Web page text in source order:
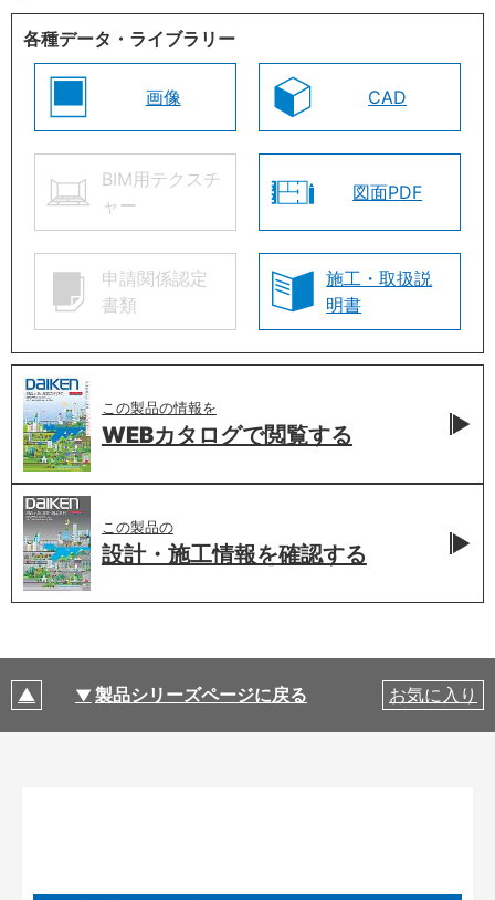
各種データ・ライブラリー
画像 CAD
BIM用テクスチ
ャー
図面PDF
申請関係認定
書類
施工・取扱説
明書
この製品の情報を
WEBカタログで閲覧する
この製品の
設計・施工情報を確認する
製品シリーズページに戻る お気に入り